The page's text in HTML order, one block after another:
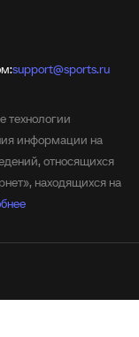
support@sports.ru
технологии
информации на
относящихся
находящихся на